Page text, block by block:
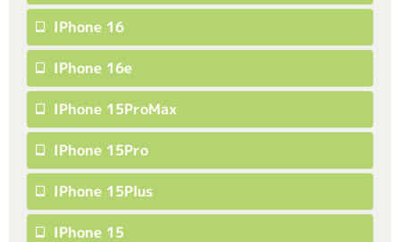
IPhone 16
IPhone 16e
IPhone 15ProMax
IPhone 15Pro
IPhone 15Plus
IPhone 15